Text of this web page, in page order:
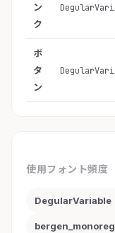
ン
ク
ボ
タ
ン
使用フォント頻度
DegularVariable